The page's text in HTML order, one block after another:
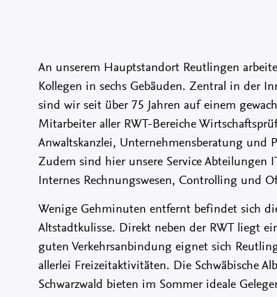
An unserem Hauptstandort Reutlingen
Kollegen in sechs Gebäuden. Zentral in der
sind wir seit über 75 Jahren auf einem
Mitarbeiter aller RWT-Bereiche
Anwaltskanzlei, Unternehmensberatung und
Zudem sind hier unsere Service Abteilungen
Internes Rechnungswesen, Controlling und
Wenige Gehminuten entfernt befindet sich
Altstadtkulisse. Direkt neben der RWT liegt
guten Verkehrsanbindung eignet sich
allerlei Freizeitaktivitäten. Die Schwäbische
Schwarzwald bieten im Sommer ideale